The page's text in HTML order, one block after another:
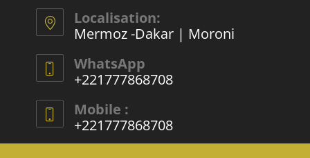
Localisation:
Mermoz -Dakar | Moroni
WhatsApp
+221777868708
Mobile :
+221777868708